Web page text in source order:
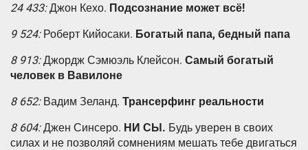
24 433: Джон Кехо. Подсознание может всё!
9 524: Роберт Кийосаки. Богатый папа, бедный папа
8 913: Джордж Сэмюэль Клейсон. Самый богатый
человек в Вавилоне
8 652: Вадим Зеланд. Трансерфинг реальности
8 604: Джен Синсеро. НИ СЫ. Будь уверен в своих
силах и не позволяй сомнениям мешать тебе двигаться